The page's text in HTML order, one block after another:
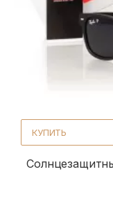
КУПИТЬ